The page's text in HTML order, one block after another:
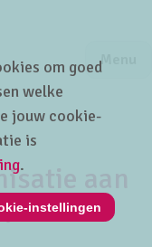
Jump
Menu
aan
om goed
welke
jouw cookie-
is
.
instellingen